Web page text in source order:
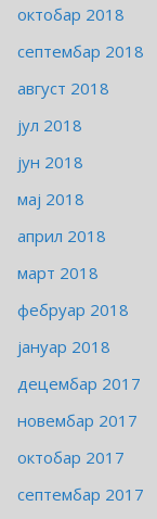
октобар 2018
септембар 2018
август 2018
јул 2018
јун 2018
мај 2018
април 2018
март 2018
фебруар 2018
јануар 2018
децембар 2017
новембар 2017
октобар 2017
септембар 2017